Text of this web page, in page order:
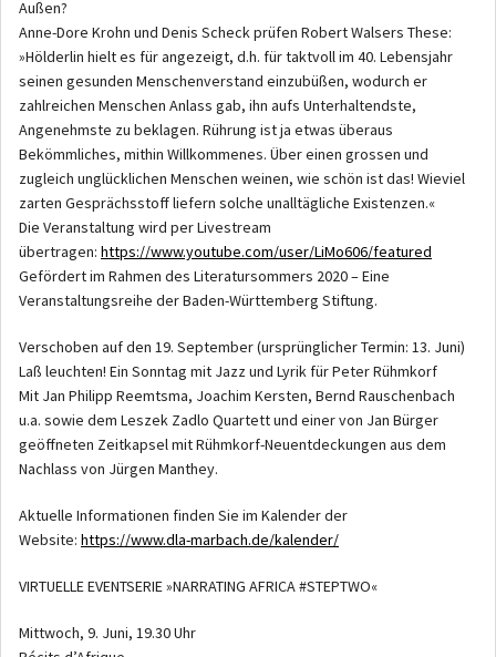
Außen?
Anne-Dore Krohn und Denis Scheck prüfen Robert Walsers These:
»Hölderlin hielt es für angezeigt, d.h. für taktvoll im 40. Lebensjahr
seinen gesunden Menschenverstand einzubüßen, wodurch er
zahlreichen Menschen Anlass gab, ihn aufs Unterhaltendste,
Angenehmste zu beklagen. Rührung ist ja etwas überaus
Bekömmliches, mithin Willkommenes. Über einen grossen und
zugleich unglücklichen Menschen weinen, wie schön ist das! Wieviel
zarten Gesprächsstoff liefern solche unalltägliche Existenzen.«
Die Veranstaltung wird per Livestream
übertragen: https://www.youtube.com/user/LiMo606/featured
Gefördert im Rahmen des Literatursommers 2020 – Eine
Veranstaltungsreihe der Baden-Württemberg Stiftung.
Verschoben auf den 19. September (ursprünglicher Termin: 13. Juni)
Laß leuchten! Ein Sonntag mit Jazz und Lyrik für Peter Rühmkorf
Mit Jan Philipp Reemtsma, Joachim Kersten, Bernd Rauschenbach
u.a. sowie dem Leszek Zadlo Quartett und einer von Jan Bürger
geöffneten Zeitkapsel mit Rühmkorf-Neuentdeckungen aus dem
Nachlass von Jürgen Manthey.
Aktuelle Informationen finden Sie im Kalender der
Website: https://www.dla-marbach.de/kalender/
VIRTUELLE EVENTSERIE »NARRATING AFRICA #STEPTWO«
Mittwoch, 9. Juni, 19.30 Uhr